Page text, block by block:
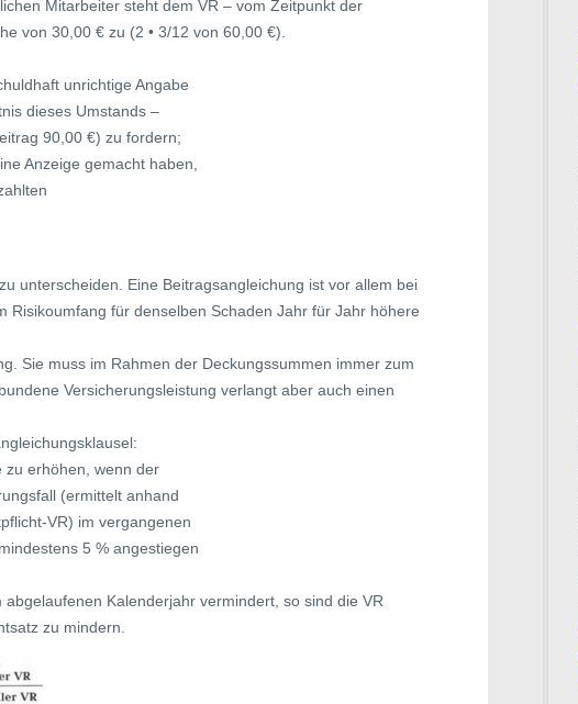
Mitarbeiter steht dem VR – vom Zeitpunkt der
von 30,00 € zu (2 • 3/12 von 60,00 €).
unrichtige Angabe
dieses Umstands –
90,00 €) zu fordern;
Anzeige gemacht haben,
unterscheiden. Eine Beitragsangleichung ist vor allem bei
Risikoumfang für denselben Schaden Jahr für Jahr höhere
Sie muss im Rahmen der Deckungssummen immer zum
Versicherungsleistung verlangt aber auch einen
zu erhöhen, wenn der
(ermittelt anhand
VR) im vergangenen
5 % angestiegen
Kalenderjahr vermindert, so sind die VR
zu mindern.